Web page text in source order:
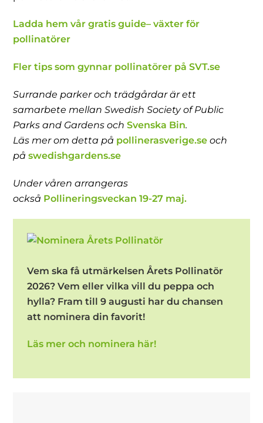
Ladda hem vår gratis guide– växter för
pollinatörer
Fler tips som gynnar pollinatörer på SVT.se
Surrande parker och trädgårdar är ett
samarbete mellan Swedish Society of Public
Parks and Gardens ochSvenska Bin.
Läs mer om detta på pollinerasverige.se och
påswedishgardens.se
Under våren arrangeras
också Pollineringsveckan 19-27 maj.
Vem ska få utmärkelsen Årets Pollinatör
2026? Vem eller vilka vill du peppa och
hylla? Fram till 9 augusti har du chansen
att nominera din favorit!
Läs mer och nominera här!